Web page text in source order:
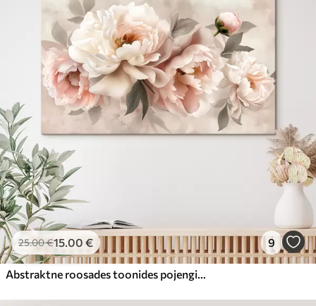
25.00€15.00 € 9
Abstraktne roosades toonides pojengide kimp